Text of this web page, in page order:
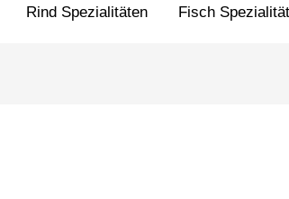
Rind Spezialitäten Fisch